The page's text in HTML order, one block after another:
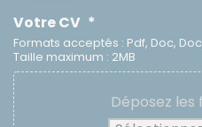
Votre CV *
Formats acceptés : Pdf, Doc,
Taille maximum : 2MB
Déposez les